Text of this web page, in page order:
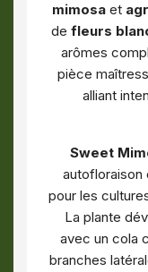
mimosaet
de fleurs
arômes
pièce
alliant
Sweet
pour les
La plante
avec un cola
branches